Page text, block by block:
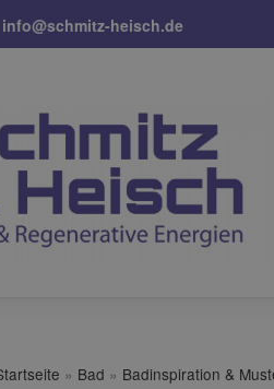
info@schmitz-heisch.de
» Bad » Badinspiration &